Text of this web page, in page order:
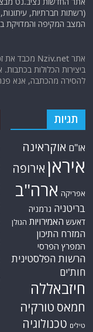
בריטניה גרמניה
דאעש האמירויות הגולן
המזרח התיכון
הרשות הפלסטינית
חות'ים
חיזבאללה
טילים טכנולוגיה
ירדןישראל
כורדים כטב"מים
לבנוןמצרים
סוריה
סין
סעודיהעזה
עירק צבא סוריה חופשי
צרפת קונייטרה
קורונה
רוסיה רפואה
שיעים תוכנית הגרעין
תימן